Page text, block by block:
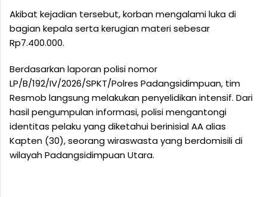
Akibat kejadian tersebut, korban mengalami luka di
bagian kepala serta kerugian materi sebesar
Rp7.400.000.
Berdasarkan laporan polisi nomor
LP/B/192/IV/2026/SPKT/Polres Padangsidimpuan, tim
Resmob langsung melakukan penyelidikan intensif. Dari
hasil pengumpulan informasi, polisi mengantongi
identitas pelaku yang diketahui berinisial AA alias
Kapten (30), seorang wiraswasta yang berdomisili di
wilayah Padangsidimpuan Utara.